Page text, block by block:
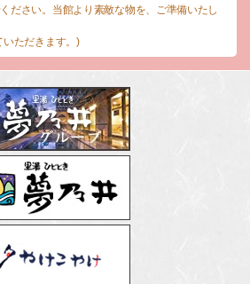
ださい。当館より素敵な物を、ご準備いたし
いただきます。)